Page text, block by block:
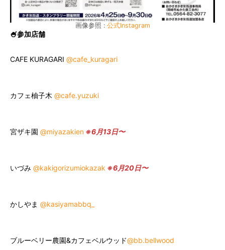
画像参照 : 公式Instagram
🍧参加店舗
CAFE KURAGARI @cafe_kuragari
カフェ柚子木 @cafe.yuzuki
宮ザキ園 @miyazakien ※6月13日〜
いづみ @kakigorizumiokazak ※6月20日〜
かしやま @kasiyamabbq_
ブルーベリー農園&カフェベルウッド@bb.bellwood